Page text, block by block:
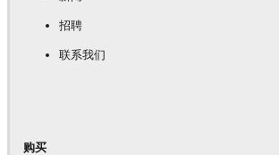
招聘
联系我们
购买